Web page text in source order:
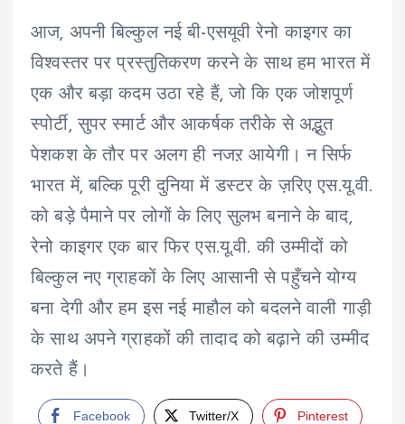
आज, अपनी बिल्कुल नई बी-एसयूवी रेनो काइगर का
विश्वस्तर पर प्रस्तुतिकरण करने के साथ हम भारत में
एक और बड़ा कदम उठा रहे हैं, जो कि एक जोशपूर्ण
स्पोर्टी, सुपर स्मार्ट और आकर्षक तरीके से अद्भुत
पेशकश के तौर पर अलग ही नजऱ आयेगी। न सिर्फ
भारत में, बल्कि पूरी दुनिया में डस्टर के ज़रिए एस.यू.वी.
को बड़े पैमाने पर लोगों के लिए सुलभ बनाने के बाद,
रेनो काइगर एक बार फिर एस.यू.वी. की उम्मीदों को
बिल्कुल नए ग्राहकों के लिए आसानी से पहुँचने योग्य
बना देगी और हम इस नई माहौल को बदलने वाली गाड़ी
के साथ अपने ग्राहकों की तादाद को बढ़ाने की उम्मीद
करते हैं।
Facebook Twitter/X Pinterest